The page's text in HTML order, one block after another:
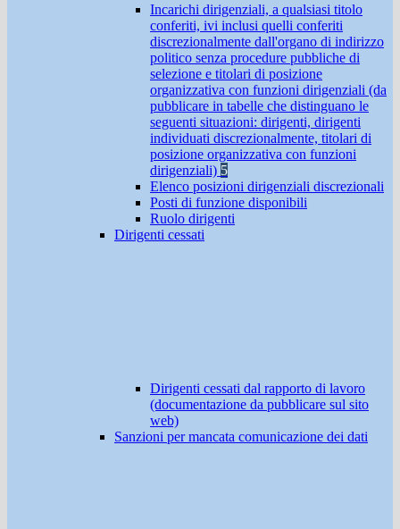
Incarichi dirigenziali, a qualsiasi titolo
conferiti, ivi inclusi quelli conferiti
discrezionalmente dall'organo di indirizzo
politico senza procedure pubbliche di
selezione e titolari di posizione
organizzativa con funzioni dirigenziali (da
pubblicare in tabelle che distinguano le
seguenti situazioni: dirigenti, dirigenti
individuati discrezionalmente, titolari di
posizione organizzativa con funzioni
dirigenziali) 5
Elenco posizioni dirigenziali discrezionali
Posti di funzione disponibili
Ruolo dirigenti
Dirigenti cessati
Dirigenti cessati dal rapporto di lavoro
(documentazione da pubblicare sul sito
web)
Sanzioni per mancata comunicazione dei dati